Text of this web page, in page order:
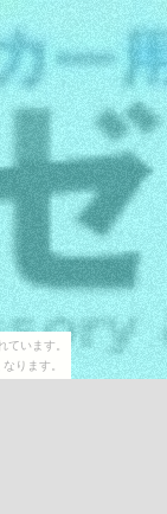
います。
ります。